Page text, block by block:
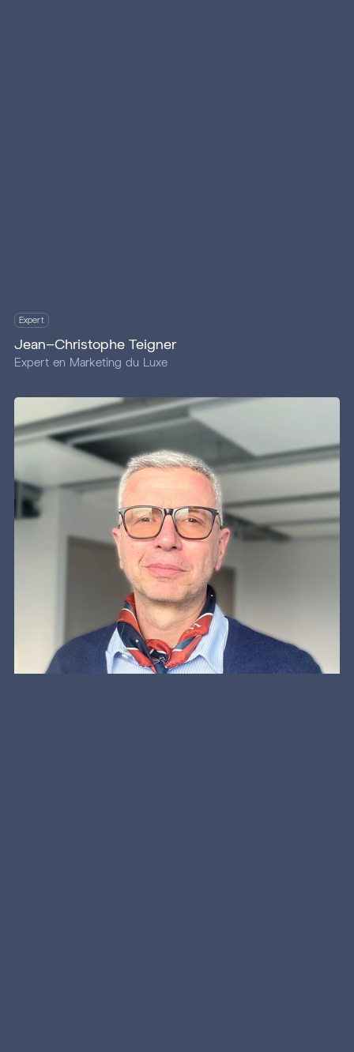
Expert
Jean-Christophe Teigner
Expert en Marketing du Luxe